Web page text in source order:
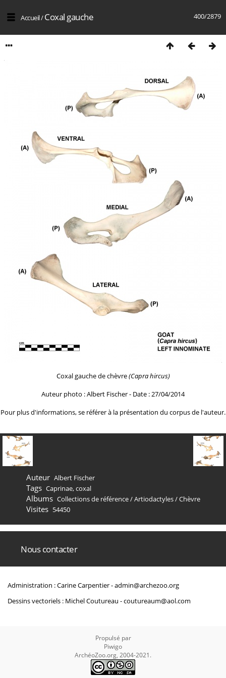
400/2879
Accueil/Coxal gauche
Coxal gauche de chèvre(Capra hircus)
Auteur photo : Albert Fischer - Date : 27/04/2014
Pour plus d'informations, se référer à la présentation du corpus de l'auteur.
Auteur Albert Fischer
Tags Caprinae,coxal
Albums Collections de référence/Artiodactyles/Chèvre
Visites 54450
Nous contacter
Administration : Carine Carpentier -admin@archezoo.org
Dessins vectoriels : Michel Coutureau -coutureaum@aol.com
Propulsé par
Piwigo
ArchéoZoo.org, 2004-2021.